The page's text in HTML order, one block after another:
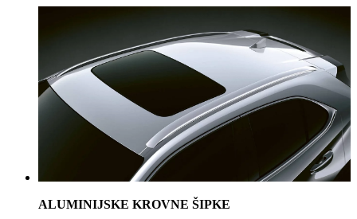
ALUMINIJSKE KROVNE ŠIPKE